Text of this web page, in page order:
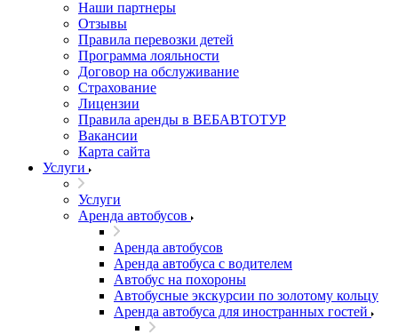
Наши партнеры
Отзывы
Правила перевозки детей
Программа лояльности
Договор на обслуживание
Страхование
Лицензии
Правила аренды в ВЕБАВТОТУР
Вакансии
Карта сайта
Услуги
Услуги
Аренда автобусов
Аренда автобусов
Аренда автобуса с водителем
Автобус на похороны
Автобусные экскурсии по золотому кольцу
Аренда автобуса для иностранных гостей